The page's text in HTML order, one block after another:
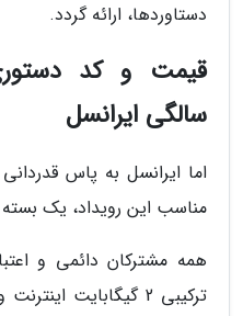
دستاوردها، ارائه گردد.
سالگی ایرانسل
اما ایرانسل به پاس
مناسب این رویداد، یک
همه مشترکان دائمی و